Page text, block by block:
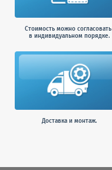
Стоимость можно согласовать
в индивидуальном порядке.
Доставка и монтаж.